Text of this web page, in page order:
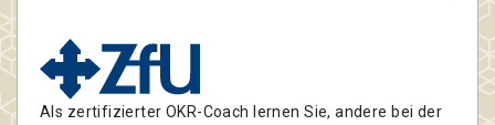
Als zertifizierter OKR-Coach lernen Sie, andere bei der